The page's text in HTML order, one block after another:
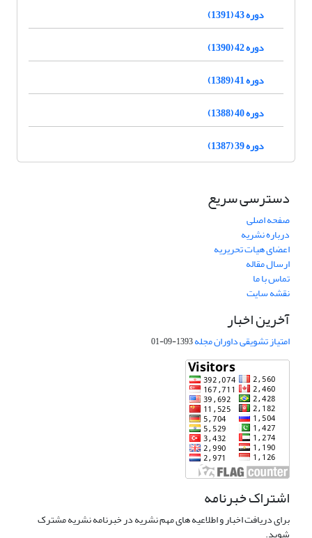
دوره 43 (1391)
دوره 42 (1390)
دوره 41 (1389)
دوره 40 (1388)
دوره 39 (1387)
دسترسی سریع
صفحه اصلی
درباره نشریه
اعضای هیات تحریریه
ارسال مقاله
تماس با ما
نقشه سایت
آخرین اخبار
امتیاز تشویقی داوران مجله1393-09-01
اشتراک خبرنامه
برای دریافت اخبار و اطلاعیه های مهم نشریه در خبرنامه نشریه مشترک
شوید.